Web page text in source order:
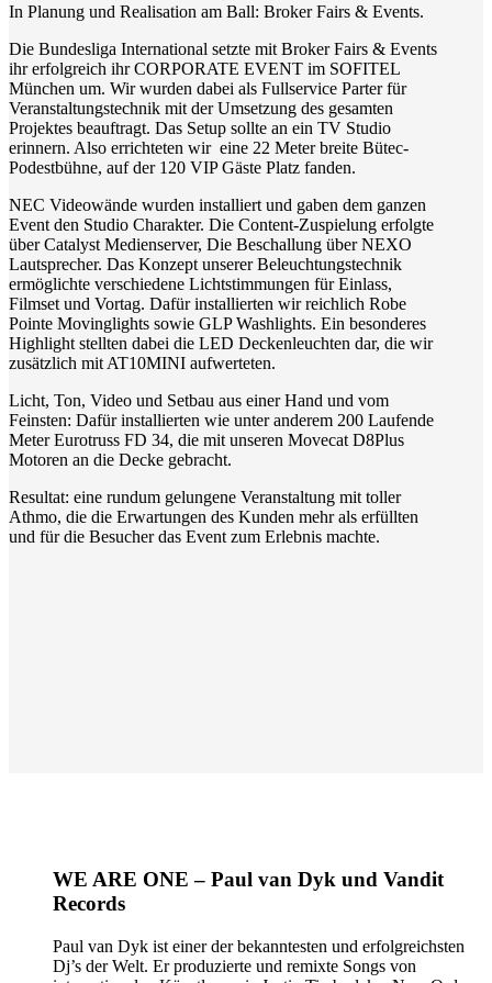
In Planung und Realisation am Ball: Broker Fairs & Events.
Die Bundesliga International setzte mit Broker Fairs & Events
ihr erfolgreich ihr CORPORATE EVENT im SOFITEL
München um. Wir wurden dabei als Fullservice Parter für
Veranstaltungstechnik mit der Umsetzung des gesamten
Projektes beauftragt. Das Setup sollte an ein TV Studio
erinnern. Also errichteten wir eine 22 Meter breite Bütec-
Podestbühne, auf der 120 VIP Gäste Platz fanden.
NEC Videowände wurden installiert und gaben dem ganzen
Event den Studio Charakter. Die Content-Zuspielung erfolgte
über Catalyst Medienserver, Die Beschallung über NEXO
Lautsprecher. Das Konzept unserer Beleuchtungstechnik
ermöglichte verschiedene Lichtstimmungen für Einlass,
Filmset und Vortag. Dafür installierten wir reichlich Robe
Pointe Movinglights sowie GLP Washlights. Ein besonderes
Highlight stellten dabei die LED Deckenleuchten dar, die wir
zusätzlich mit AT10MINI aufwerteten.
Licht, Ton, Video und Setbau aus einer Hand und vom
Feinsten: Dafür installierten wie unter anderem 200 Laufende
Meter Eurotruss FD 34, die mit unseren Movecat D8Plus
Motoren an die Decke gebracht.
Resultat: eine rundum gelungene Veranstaltung mit toller
Athmo, die die Erwartungen des Kunden mehr als erfüllten
und für die Besucher das Event zum Erlebnis machte.
WE ARE ONE – Paul van Dyk und Vandit
Records
Paul van Dyk ist einer der bekanntesten und erfolgreichsten
Dj’s der Welt. Er produzierte und remixte Songs von